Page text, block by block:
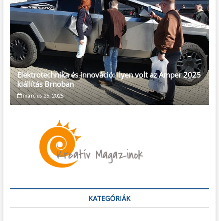
Elektrotechnika és innováció: ilyen volt az Amper 2025
kiállítás Brnoban
március 25, 2025
KATEGÓRIÁK